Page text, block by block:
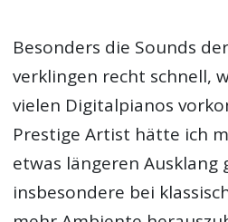
Besonders die Sounds
verklingen recht schnell,
vielen Digitalpianos
Prestige Artist hätte ich
etwas längeren Ausklang
insbesondere bei